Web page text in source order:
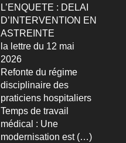
L’ENQUETE : DELAI
D’INTERVENTION EN
ASTREINTE
la lettre du 12 mai
2026
Refonte du régime
disciplinaire des
praticiens hospitaliers
Temps de travail
médical : Une
modernisation est (…)